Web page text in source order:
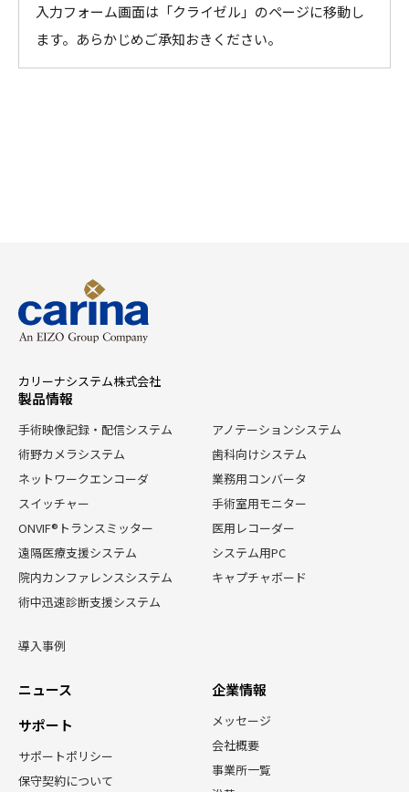
入力フォーム画面は「クライゼル」のページに移動し
ます。あらかじめご承知おきください。
カリーナシステム株式会社
製品情報
手術映像記録・配信システム
術野カメラシステム
ネットワークエンコーダ
スイッチャー
ONVIF®トランスミッター
遠隔医療支援システム
院内カンファレンスシステム
術中迅速診断支援システム
導入事例
アノテーションシステム
歯科向けシステム
業務用コンバータ
手術室用モニター
医用レコーダー
システム用PC
キャプチャボード
ニュース
サポート
サポートポリシー
保守契約について
企業情報
メッセージ
会社概要
事業所一覧